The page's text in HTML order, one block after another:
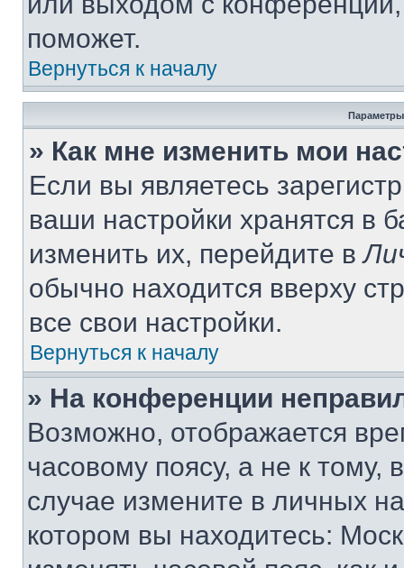
поможет.
Вернуться к началу
Параметры
» Как мне изменить мои
Если вы являетесь
ваши настройки хранятся в
изменить их, перейдите в
обычно находится вверху
все свои настройки.
Вернуться к началу
» На конференции
Возможно, отображается
часовому поясу, а не к тому,
случае измените в личных
котором вы находитесь: